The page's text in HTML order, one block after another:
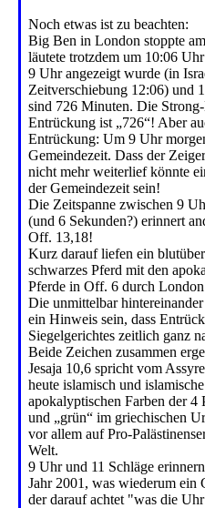
Noch etwas ist zu beachten:
Big Ben in London stoppte
läutete trotzdem um 10:06
9 Uhr angezeigt wurde (in
Zeitverschiebung 12:06) und
sind 726 Minuten. Die
Entrückung ist „726“! Aber
Entrückung: Um 9 Uhr
Gemeindezeit. Dass der
nicht mehr weiterlief könnte
der Gemeindezeit sein!
Die Zeitspanne zwischen 9
(und 6 Sekunden?) erinnert
Off. 13,18!
Kurz darauf liefen ein
schwarzes Pferd mit den
Pferde in Off. 6 durch
Die unmittelbar
ein Hinweis sein, dass
Siegelgerichtes zeitlich ganz
Beide Zeichen zusammen
Jesaja 10,6 spricht vom
heute islamisch und
apokalyptischen Farben der
und „grün“ im griechischen
vor allem auf Pro-
Welt.
9 Uhr und 11 Schläge
Jahr 2001, was wiederum ein
der darauf achtet "was die